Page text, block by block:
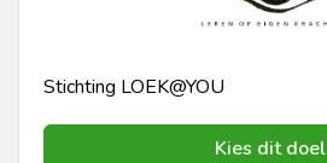
Stichting LOEK@YOU
Kies dit doel